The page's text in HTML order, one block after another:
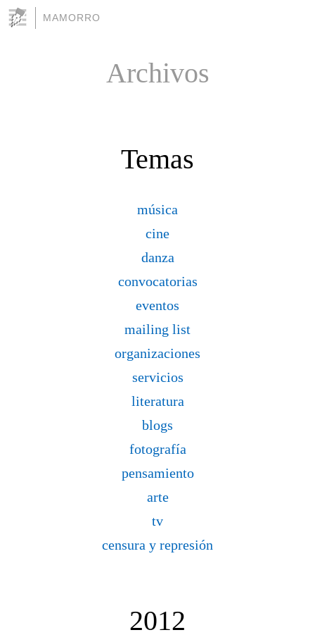
MAMORRO
Archivos
Temas
música
cine
danza
convocatorias
eventos
mailing list
organizaciones
servicios
literatura
blogs
fotografía
pensamiento
arte
tv
censura y represión
2012